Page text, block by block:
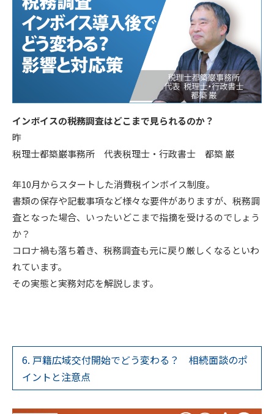
インボイスの税務調査はどこまで見られるのか？
昨
税理士都築巌事務所 代表税理士・行政書士 都築 巌
年10月からスタートした消費税インボイス制度。
書類の保存や記載事項など様々な要件がありますが、税務調
査となった場合、いったいどこまで指摘を受けるのでしょう
か？
コロナ禍も落ち着き、税務調査も元に戻り厳しくなるといわ
れています。
その実態と実務対応を解説します。
6. 戸籍広域交付開始でどう変わる？ 相続面談のポ
イントと注意点